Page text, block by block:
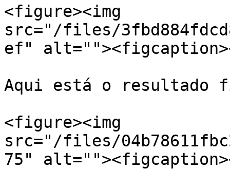
<figure><img
src="/files/
ef"
Aqui está o resultado
<figure><img
src="/files/
75"